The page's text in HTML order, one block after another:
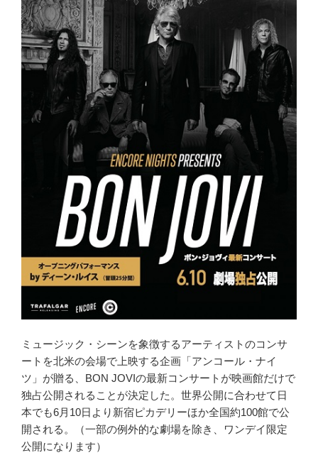
ミュージック・シーンを象徴するアーティストのコンサ
ートを北米の会場で上映する企画「アンコール・ナイ
ツ」が贈る、BON JOVIの最新コンサートが映画館だけで
独占公開されることが決定した。世界公開に合わせて日
本でも6月10日より新宿ピカデリーほか全国約100館で公
開される。（一部の例外的な劇場を除き、ワンデイ限定
公開になります）